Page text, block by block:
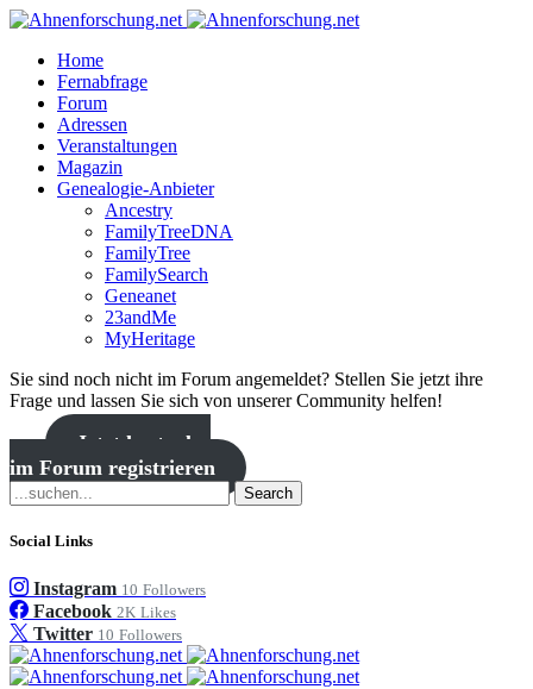
Home
Fernabfrage
Forum
Adressen
Veranstaltungen
Magazin
Genealogie-Anbieter
Ancestry
FamilyTreeDNA
FamilyTree
FamilySearch
Geneanet
23andMe
MyHeritage
Sie sind noch nicht im Forum angemeldet? Stellen Sie jetzt ihre
Frage und lassen Sie sich von unserer Community helfen!
Jetzt kostenlos
im Forum registrieren
Search
Social Links
Instagram 10 Followers
Facebook 2K Likes
Twitter 10 Followers